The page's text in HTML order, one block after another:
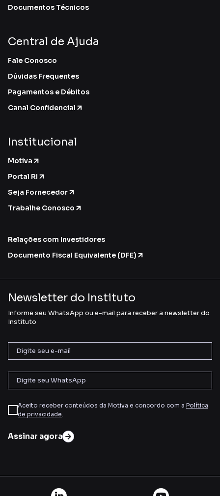
Documentos Técnicos
Central de Ajuda
Fale Conosco
Dúvidas Frequentes
Pagamentos e Débitos
Canal Confidencial
Institucional
Motiva
Portal RI
Seja Fornecedor
Trabalhe Conosco
Relações com Investidores
Documento Fiscal Equivalente (DFE)
Newsletter do Instituto
Informe seu WhatsApp ou e-mail para receber a newsletter do
Instituto
Aceito receber conteúdos da Motiva e concordo com a Política
de privacidade.
Assinar agora